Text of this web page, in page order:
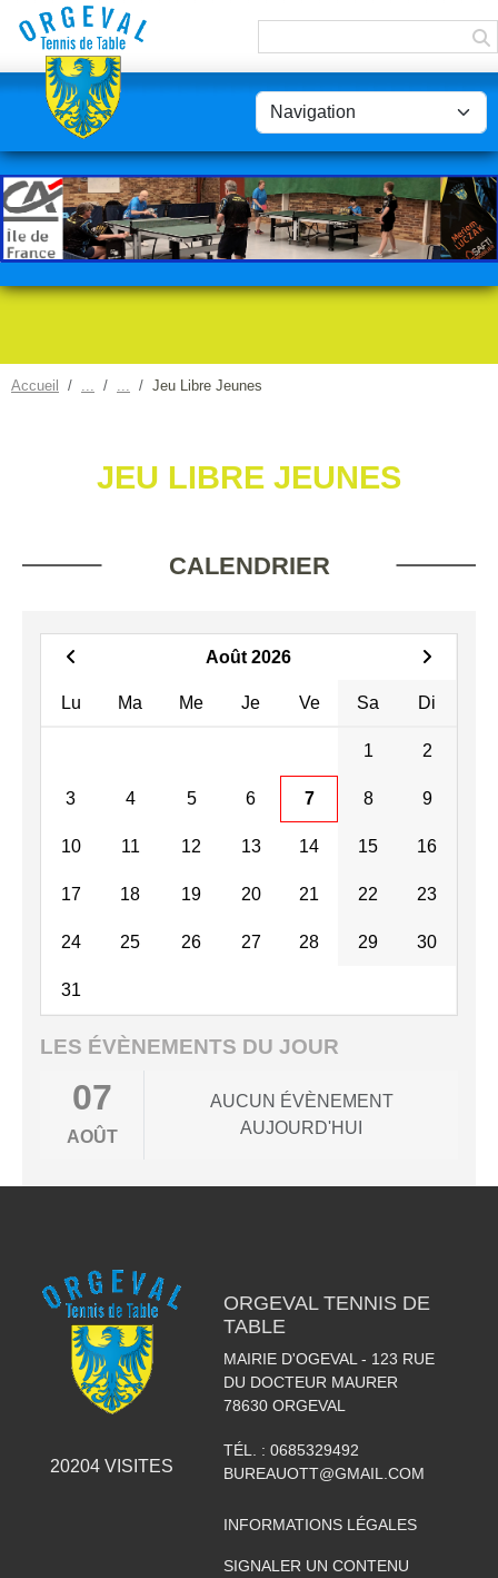
Accueil Jeu Libre Jeunes
JEU LIBRE JEUNES
CALENDRIER
Août 2026
Lu Ma Me Je Ve Sa Di
1 2
3 4 5 6 7 8 9
10 11 12 13 14 15 16
17 18 19 20 21 22 23
24 25 26 27 28 29 30
31
LES ÉVÈNEMENTS DU JOUR
07
AOÛT
AUCUN ÉVÈNEMENT
AUJOURD'HUI
20204VISITES
ORGEVAL TENNIS DE
TABLE
MAIRIE D'OGEVAL - 123 RUE
DU DOCTEUR MAURER
78630 ORGEVAL
TÉL. : 0685329492
BUREAUOTT@GMAIL.COM
INFORMATIONS LÉGALES
SIGNALER UN CONTENU
Panneau de gestion des cookies